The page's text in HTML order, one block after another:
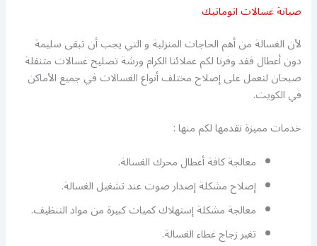
صيانة غسالات اتوماتيك
لأن الغسالة من أهم الحاجات المنزلية و التي يجب أن تبقى سليمة
دون أعطال فقد وفرنا لكم عملائنا الكرام ورشة تصليح غسالات متنقلة
صبحان لتعمل على إصلاح مختلف أنواع الغسالات في جميع الأماكن
في الكويت.
خدمات مميزة نقدمها لكم منها :
معالجة كافة أعطال محرك الغسالة.
إصلاح مشكلة إصدار صوت عند تشغيل الغسالة.
معالجة مشكلة إستهلاك كميات كبيرة من مواد التنظيف.
تغير زجاج غطاء الغسالة.